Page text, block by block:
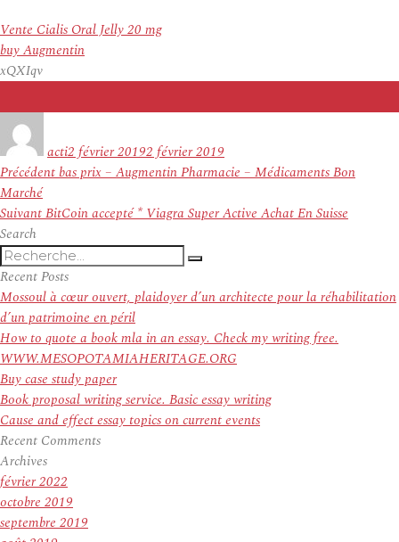
Vente Cialis Oral Jelly 20 mg
buy Augmentin
xQXIqv
actile
2 février 20192 février 2019
Navigation
de
l’article
PrécédentArticle
bas prix – Augmentin Pharmacie – Médicaments Bon
Marché
SuivantArticle
BitCoin accepté * Viagra Super Active Achat En Suisse
Search
Recherche
pour
:
Recherche
Recent Posts
Mossoul à cœur ouvert, plaidoyer d’un architecte pour la réhabilitation
d’un patrimoine en péril
How to quote a book mla in an essay. Check my writing free.
WWW.MESOPOTAMIAHERITAGE.ORG
Buy case study paper
Book proposal writing service. Basic essay writing
Cause and effect essay topics on current events
Recent Comments
Archives
février 2022
octobre 2019
septembre 2019